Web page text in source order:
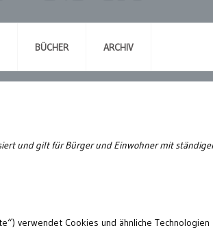
BÜCHER ARCHIV
und gilt für Bürger und Einwohner mit
verwendet Cookies und ähnliche Technologien